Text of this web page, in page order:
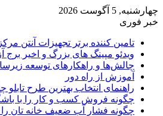
چهارشنبه, 5 آگوست 2026
خبر فوری
تامین کننده برتر تجهیزات آنتن
ویدئو مپینگ های بزرگ و اخیر برج
چالش‌ها و راهکارهای توسعه
آموزش از راه دور
راهنمای انتخاب بهترین طرح
چگونه فروش کسب و کار را با
چگونه فشار آب ضعیف خانه تان